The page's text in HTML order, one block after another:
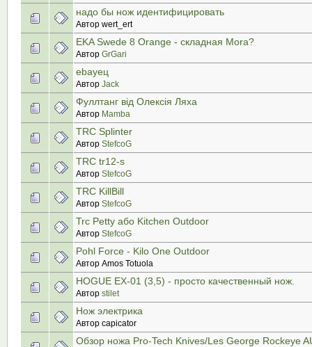
надо бы нож идентифицировать
Автор wert_ert
EKA Swede 8 Orange - складная Mora?
Автор GrGari
ebayец
Автор Jack
Фуллтанг від Олексія Ляха
Автор Mamba
TRC Splinter
Автор StefcoG
TRC tr12-s
Автор StefcoG
TRC KillBill
Автор StefcoG
Trc Petty або Kitchen Outdoor
Автор StefcoG
Pohl Force - Kilo One Outdoor
Автор Amos Totuola
HOGUE EX-01 (3,5) - просто качественный нож.
Автор stilet
Нож электрика
Автор capicator
Обзор ножа Pro-Tech Knives/Les George Rockeye